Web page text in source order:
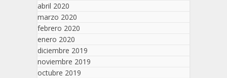
abril 2020
marzo 2020
febrero 2020
enero 2020
diciembre 2019
noviembre 2019
octubre 2019